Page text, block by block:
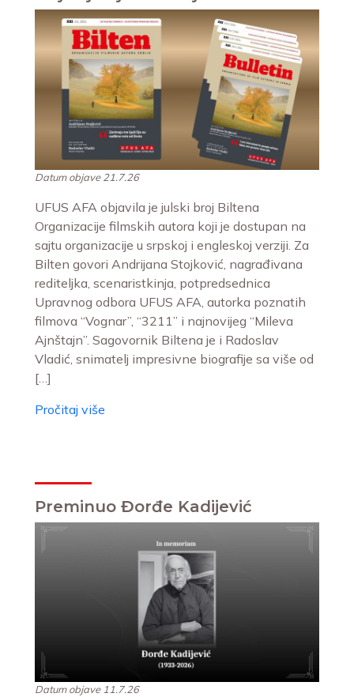
Datum objave 21.7.26
UFUS AFA objavila je julski broj Biltena
Organizacije filmskih autora koji je dostupan na
sajtu organizacije u srpskoj i engleskoj verziji. Za
Bilten govori Andrijana Stojković, nagrađivana
rediteljka, scenaristkinja, potpredsednica
Upravnog odbora UFUS AFA, autorka poznatih
filmova “Vognar”, “3211” i najnovijeg “Mileva
Ajnštajn”. Sagovornik Biltena je i Radoslav
Vladić, snimatelj impresivne biografije sa više od
[…]
Pročitaj više
Preminuo Đorđe Kadijević
Datum objave 11.7.26